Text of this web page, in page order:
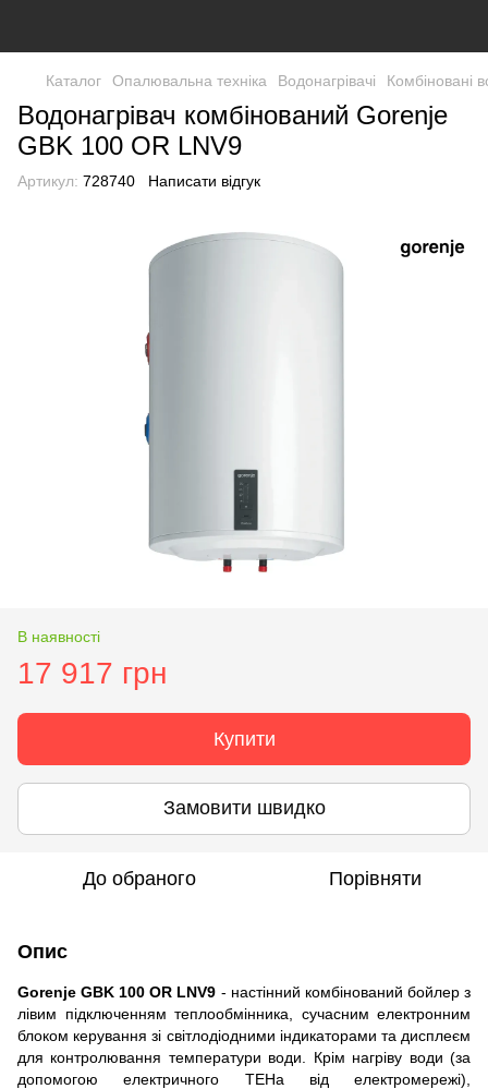
Каталог Опалювальна техніка Водонагрівачі Комбіновані
Водонагрівач комбінований Gorenje
GBK 100 OR LNV9
Артикул: 728740 Написати відгук
В наявності
17 917 грн
Купити
Замовити швидко
До обраного Порівняти
Опис
Gorenje GBK 100 OR LNV9 - настінний комбінований бойлер з
лівим підключенням теплообмінника, сучасним електронним
блоком керування зі світлодіодними індикаторами та дисплеєм
для контролювання температури води. Крім нагріву води (за
допомогою електричного ТЕНа від електромережі),